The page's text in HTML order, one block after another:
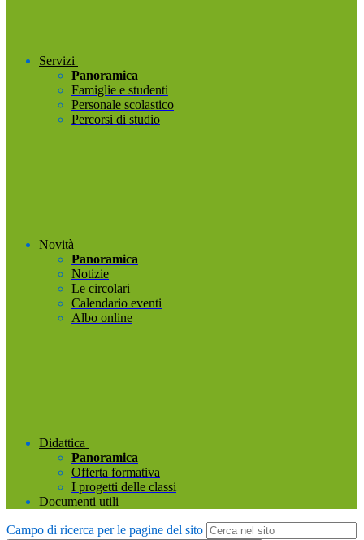
Servizi
Panoramica
Famiglie e studenti
Personale scolastico
Percorsi di studio
Novità
Panoramica
Notizie
Le circolari
Calendario eventi
Albo online
Didattica
Panoramica
Offerta formativa
I progetti delle classi
Documenti utili
Campo di ricerca per le pagine del sito